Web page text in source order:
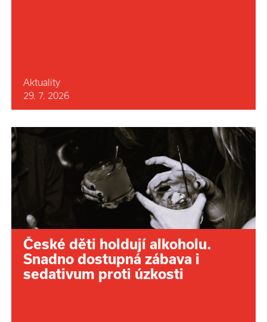
Aktuality
29. 7. 2026
České děti holdují alkoholu.
Snadno dostupná zábava i
sedativum proti úzkosti